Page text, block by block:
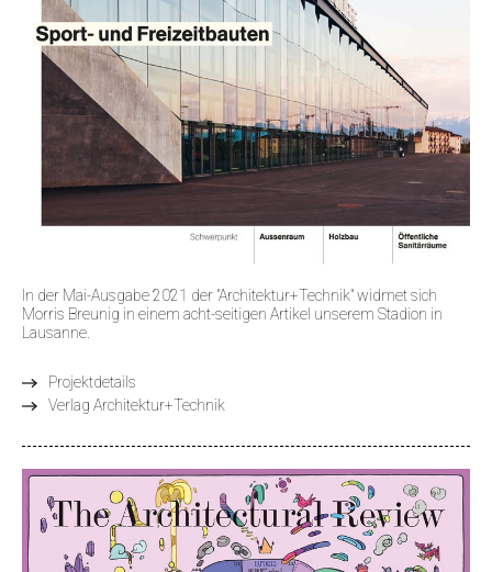
In der Mai-Ausgabe 2021 der "Architektur+Technik" widmet sich
Morris Breunig in einem acht-seitigen Artikel unserem Stadion in
Lausanne.
Projektdetails
Verlag Architektur+Technik